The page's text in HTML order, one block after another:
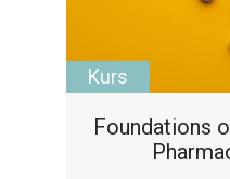
Kurs
Foundations